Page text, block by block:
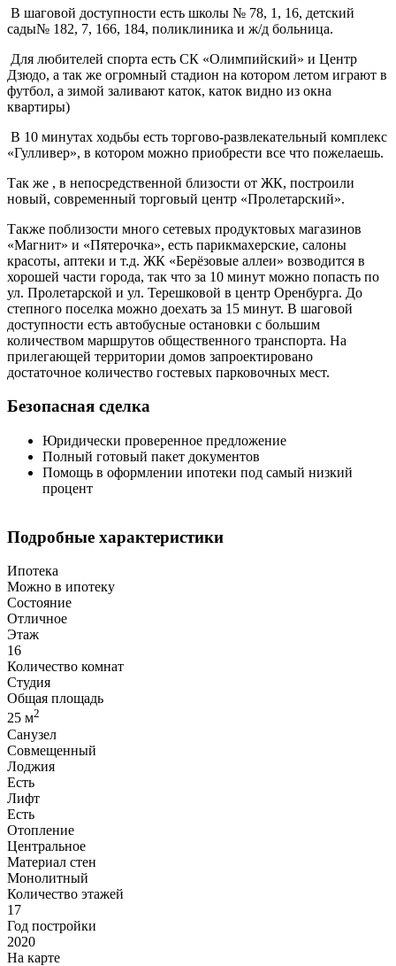
В шаговой доступности есть школы № 78, 1, 16, детский
сады№ 182, 7, 166, 184, поликлиника и ж/д больница.
Для любителей спорта есть СК «Олимпийский» и Центр
Дзюдо, а так же огромный стадион на котором летом играют в
футбол, а зимой заливают каток, каток видно из окна
квартиры)
В 10 минутах ходьбы есть торгово-развлекательный комплекс
«Гулливер», в котором можно приобрести все что пожелаешь.
Так же , в непосредственной близости от ЖК, построили
новый, современный торговый центр «Пролетарский».
Также поблизости много сетевых продуктовых магазинов
«Магнит» и «Пятерочка», есть парикмахерские, салоны
красоты, аптеки и т.д. ЖК «Берёзовые аллеи» возводится в
хорошей части города, так что за 10 минут можно попасть по
ул. Пролетарской и ул. Терешковой в центр Оренбурга. До
степного поселка можно доехать за 15 минут. В шаговой
доступности есть автобусные остановки с большим
количеством маршрутов общественного транспорта. На
прилегающей территории домов запроектировано
достаточное количество гостевых парковочных мест.
Безопасная сделка
Юридически проверенное предложение
Полный готовый пакет документов
Помощь в оформлении ипотеки под самый низкий
процент
Подробные характеристики
Ипотека
Можно в ипотеку
Состояние
Отличное
Этаж
16
Количество комнат
Студия
Общая площадь
25 м2
Санузел
Совмещенный
Лоджия
Есть
Лифт
Есть
Отопление
Центральное
Материал стен
Монолитный
Количество этажей
17
Год постройки
2020
На карте